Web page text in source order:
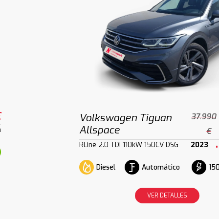
Volkswagen Tiguan
Allspace
37.990
€
RLine 2.0 TDI 110kW 150CV DSG 2023
Diesel Automático
VER DETALLES